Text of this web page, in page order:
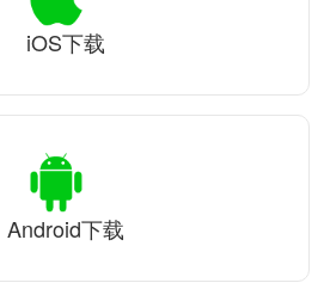
iOS下载
Android下载